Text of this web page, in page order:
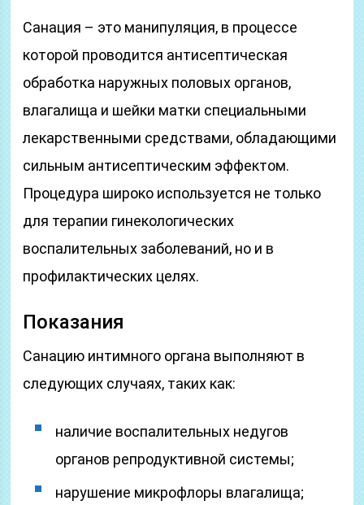
Санация – это манипуляция, в процессе
которой проводится антисептическая
обработка наружных половых органов,
влагалища и шейки матки специальными
лекарственными средствами, обладающими
сильным антисептическим эффектом.
Процедура широко используется не только
для терапии гинекологических
воспалительных заболеваний, но и в
профилактических целях.
Показания
Санацию интимного органа выполняют в
следующих случаях, таких как:
наличие воспалительных недугов
органов репродуктивной системы;
нарушение микрофлоры влагалища;